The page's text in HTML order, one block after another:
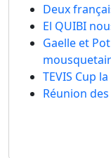
Deux
El QUIBI
Gaelle et
TEVIS Cup
Réunion